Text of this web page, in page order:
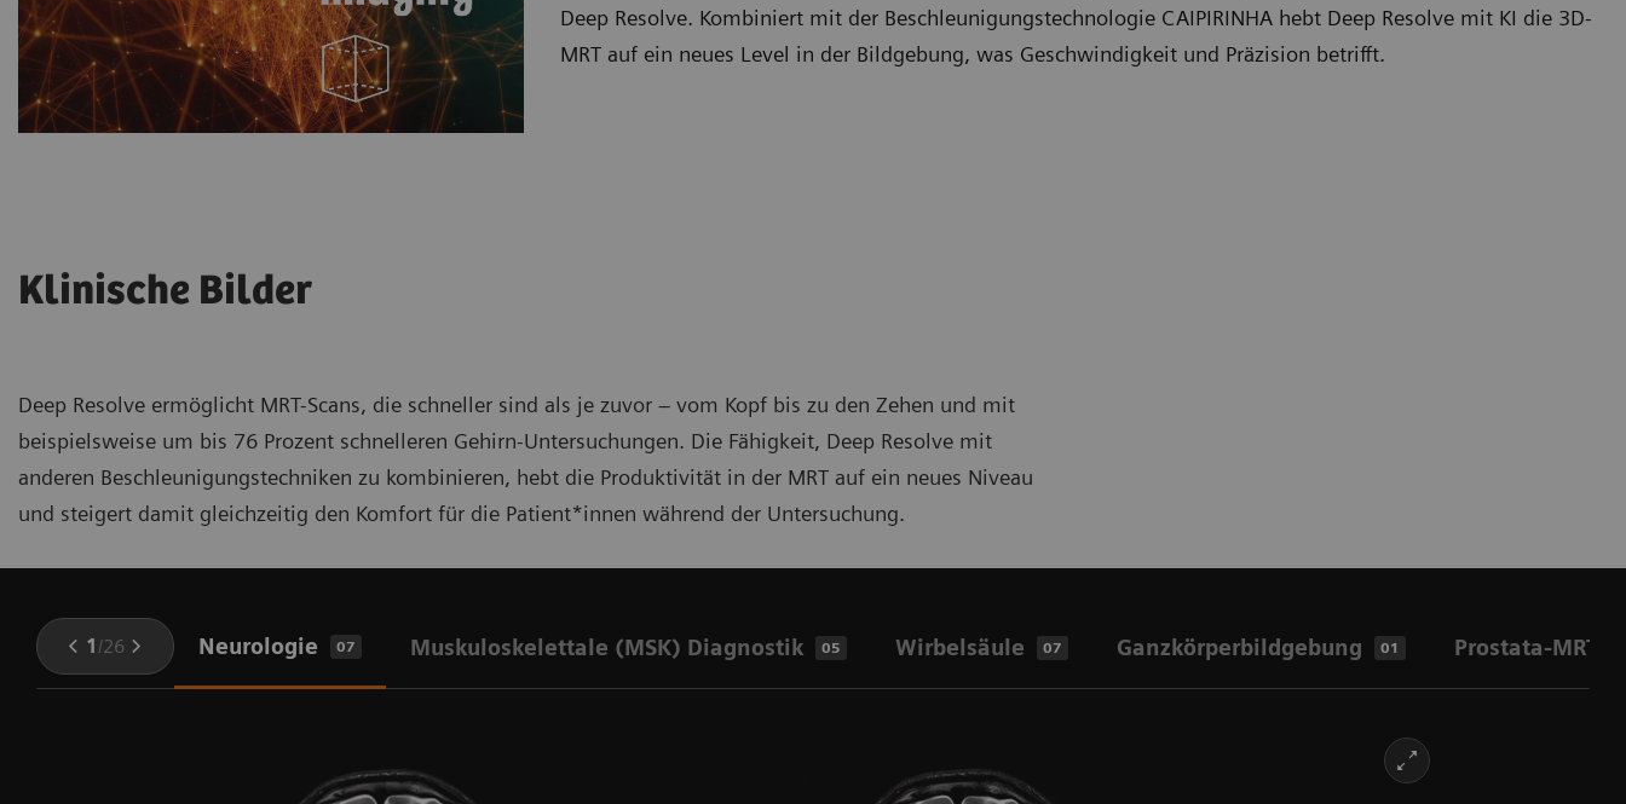
Deep Resolve. Kombiniert mit der Beschleunigungstechnologie CAIPIRINHA hebt Deep Resolve mit KI die 3D-
MRT auf ein neues Level in der Bildgebung, was Geschwindigkeit und Präzision betrifft.
Klinische Bilder
Deep Resolve ermöglicht MRT-Scans, die schneller sind als je zuvor – vom Kopf bis zu den Zehen und mit
beispielsweise um bis 76 Prozent schnelleren Gehirn-Untersuchungen. Die Fähigkeit, Deep Resolve mit
anderen Beschleunigungstechniken zu kombinieren, hebt die Produktivität in der MRT auf ein neues Niveau
und steigert damit gleichzeitig den Komfort für die Patient*innen während der Untersuchung.
1 /26 Neurologie 07 Muskuloskelettale (MSK) Diagnostik 05 Wirbelsäule 07 Ganzkörperbildgebung 01 Prostata-MRT